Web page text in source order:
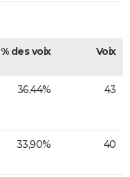
% des voix Voix
36,44% 43
33,90% 40